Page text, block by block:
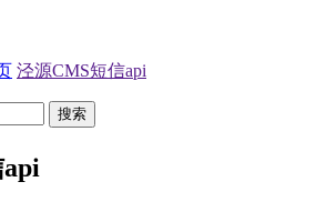
泾源CMS短信api
搜索